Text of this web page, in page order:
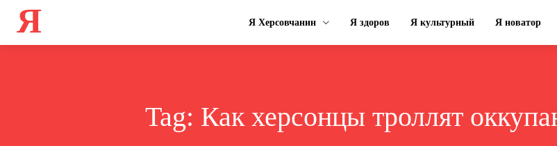
Я Я Херсовчанин Я здоров Я культурный Я новатор
Tag: Как херсонцы троллят